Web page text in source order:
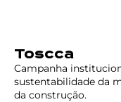
Toscca
Campanha
sustentabilidade da
da construção.